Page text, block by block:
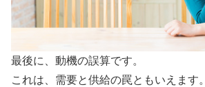
最後に、動機の誤算です。
これは、需要と供給の罠ともいえます。